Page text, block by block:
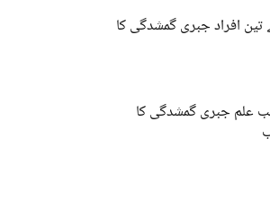
افراد جبری گمشدگی کا
علم جبری گمشدگی کا